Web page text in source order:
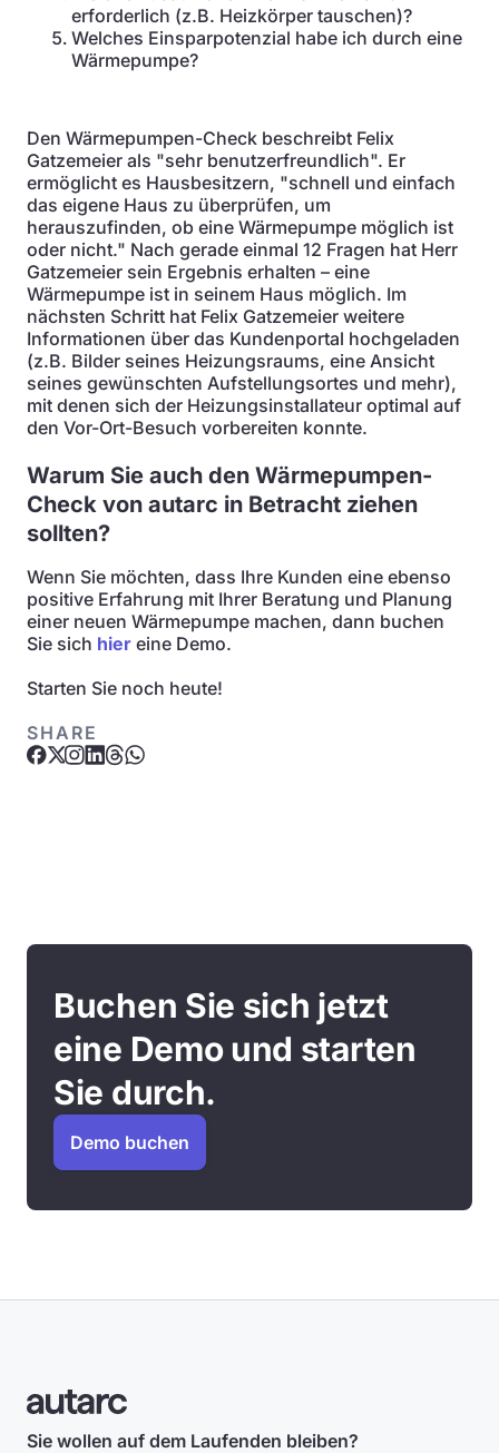
erforderlich (z.B. Heizkörper tauschen)?
Welches Einsparpotenzial habe ich durch eine
Wärmepumpe?
Den Wärmepumpen-Check beschreibt Felix
Gatzemeier als "sehr benutzerfreundlich". Er
ermöglicht es Hausbesitzern, "schnell und einfach
das eigene Haus zu überprüfen, um
herauszufinden, ob eine Wärmepumpe möglich ist
oder nicht." Nach gerade einmal 12 Fragen hat Herr
Gatzemeier sein Ergebnis erhalten – eine
Wärmepumpe ist in seinem Haus möglich. Im
nächsten Schritt hat Felix Gatzemeier weitere
Informationen über das Kundenportal hochgeladen
(z.B. Bilder seines Heizungsraums, eine Ansicht
seines gewünschten Aufstellungsortes und mehr),
mit denen sich der Heizungsinstallateur optimal auf
den Vor-Ort-Besuch vorbereiten konnte.
Warum Sie auch den Wärmepumpen-
Check von autarc in Betracht ziehen
sollten?
Wenn Sie möchten, dass Ihre Kunden eine ebenso
positive Erfahrung mit Ihrer Beratung und Planung
einer neuen Wärmepumpe machen, dann buchen
Sie sich hier eine Demo.
Starten Sie noch heute!
SHARE
Buchen Sie sich jetzt
eine Demo und starten
Sie durch.
Demo buchen
Sie wollen auf dem Laufenden bleiben?